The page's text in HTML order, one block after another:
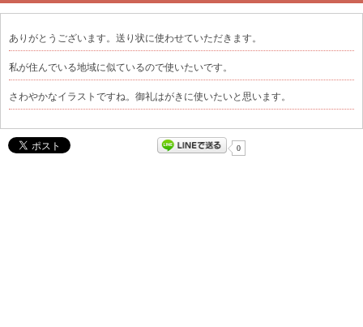
ありがとうございます。送り状に使わせていただきます。
私が住んでいる地域に似ているので使いたいです。
さわやかなイラストですね。御礼はがきに使いたいと思います。
0